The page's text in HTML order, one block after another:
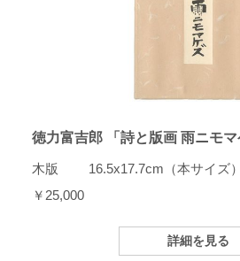
徳力富吉郎 「詩と版画 雨ニモマ
木版 16.5x17.7cm（本サイ
￥25,000
詳細を見る